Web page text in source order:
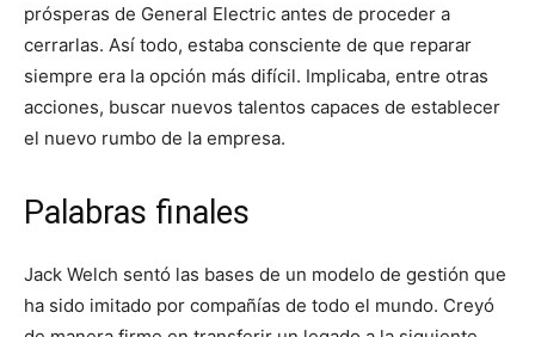
prósperas de General Electric antes de proceder a
cerrarlas. Así todo, estaba consciente de que reparar
siempre era la opción más difícil. Implicaba, entre otras
acciones, buscar nuevos talentos capaces de establecer
el nuevo rumbo de la empresa.
Palabras finales
Jack Welch sentó las bases de un modelo de gestión que
ha sido imitado por compañías de todo el mundo. Creyó